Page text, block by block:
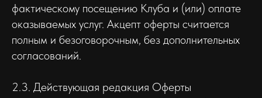
фактическому посещению Клуба и (или) оплате
оказываемых услуг. Акцепт оферты считается
полным и безоговорочным, без дополнительных
согласований.
2.3. Действующая редакция Оферты